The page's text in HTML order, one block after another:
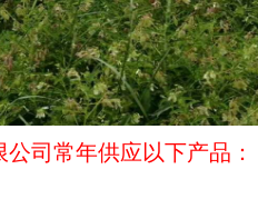
司常年供应以下产品：